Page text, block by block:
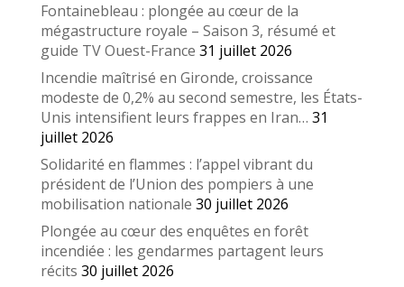
Fontainebleau : plongée au cœur de la
mégastructure royale – Saison 3, résumé et
guide TV Ouest-France 31 juillet 2026
Incendie maîtrisé en Gironde, croissance
modeste de 0,2% au second semestre, les États-
Unis intensifient leurs frappes en Iran… 31
juillet 2026
Solidarité en flammes : l’appel vibrant du
président de l’Union des pompiers à une
mobilisation nationale 30 juillet 2026
Plongée au cœur des enquêtes en forêt
incendiée : les gendarmes partagent leurs
récits 30 juillet 2026